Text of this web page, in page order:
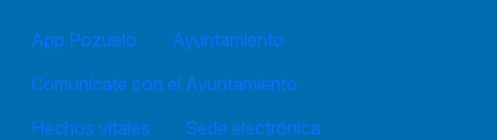
14
15
App Pozuelo
Ayuntamiento
Comunícate con el Ayuntamiento
Hechos vitales
Sede electrónica